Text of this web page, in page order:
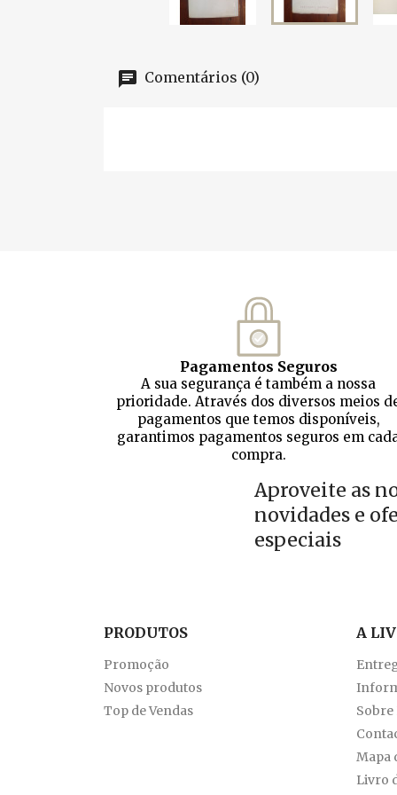
Comentários (0)
Pagamentos Seguros
A sua segurança é também a nossa
prioridade. Através dos diversos meios
pagamentos que temos disponíveis,
garantimos pagamentos seguros em
compra.
Aproveite as
novidades e
especiais
PRODUTOS
Promoção
Novos produtos
Top de Vendas
A
Sobre
Mapa
Livro